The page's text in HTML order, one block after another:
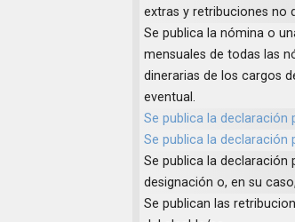
extras y retribuciones no
Se publica la nómina o
mensuales de todas las
dinerarias de los cargos
eventual.
Se publica la declaración
Se publica la declaración
Se publica la declaración
designación o, en su
Se publican las